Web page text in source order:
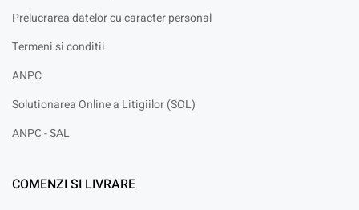
Prelucrarea datelor cu caracter personal
Termeni si conditii
ANPC
Solutionarea Online a Litigiilor (SOL)
ANPC - SAL
COMENZI SI LIVRARE